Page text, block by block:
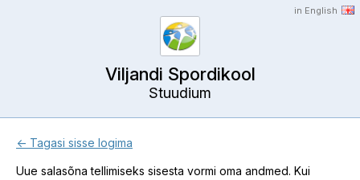
in English
Viljandi Spordikool
Stuudium
← Tagasi sisse logima
Uue salasõna tellimiseks sisesta vormi oma andmed. Kui